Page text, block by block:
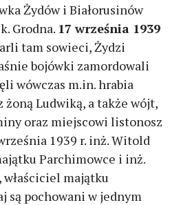
Żydów i Białorusinów
Grodna. 17 września 1939
tam sowieci, Żydzi
bojówki zamordowali
wówczas m.in. hrabia
Ludwiką, a także wójt,
oraz miejscowi listonosz
1939 r. inż. Witold
Parchimowce i inż.
majątku
są pochowani w jednym